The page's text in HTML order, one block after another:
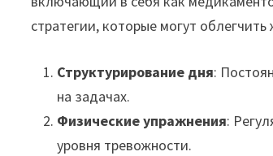
стратегии, которые могут облегчить
Структурирование дня:
на задачах.
Физические упражнения:
уровня тревожности.